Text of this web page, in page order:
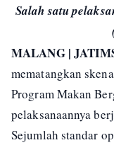
Salah satu
MALANG |
mematangkan
Program Makan
pelaksanaannya
Sejumlah standar